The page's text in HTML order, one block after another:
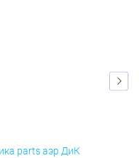
parts аэр ДиК